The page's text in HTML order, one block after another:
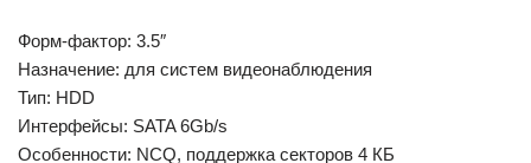
Форм-фактор: 3.5″
Назначение: для систем видеонаблюдения
Тип: HDD
Интерфейсы: SATA 6Gb/s
Особенности: NCQ, поддержка секторов 4 КБ